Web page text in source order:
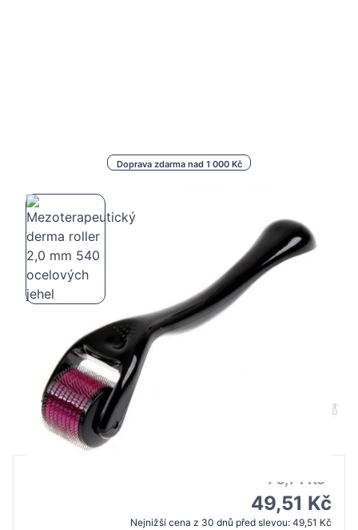
Doprava zdarma nad 1 000 Kč
Mezoterapeutický derma roller 2,0 mm
540 ocelových jehel
B2B cena
70,71 Kč
49,51 Kč
Nejnižší cena z 30 dnů před slevou: 49,51 Kč